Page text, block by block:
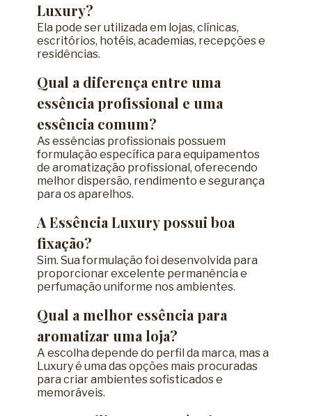
Luxury?
Ela pode ser utilizada em lojas, clínicas,
escritórios, hotéis, academias, recepções e
residências.
Qual a diferença entre uma
essência profissional e uma
essência comum?
As essências profissionais possuem
formulação específica para equipamentos
de aromatização profissional, oferecendo
melhor dispersão, rendimento e segurança
para os aparelhos.
A Essência Luxury possui boa
fixação?
Sim. Sua formulação foi desenvolvida para
proporcionar excelente permanência e
perfumação uniforme nos ambientes.
Qual a melhor essência para
aromatizar uma loja?
A escolha depende do perfil da marca, mas a
Luxury é uma das opções mais procuradas
para criar ambientes sofisticados e
memoráveis.